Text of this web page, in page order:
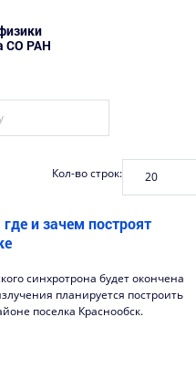
СО РАН
Кол-во строк:
и зачем построят
синхротрона будет окончена
планируется построить
поселка Краснообск.